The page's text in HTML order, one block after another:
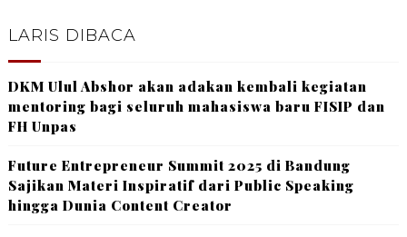
LARIS DIBACA
DKM Ulul Abshor akan adakan kembali kegiatan
mentoring bagi seluruh mahasiswa baru FISIP dan
FH Unpas
Future Entrepreneur Summit 2025 di Bandung
Sajikan Materi Inspiratif dari Public Speaking
hingga Dunia Content Creator